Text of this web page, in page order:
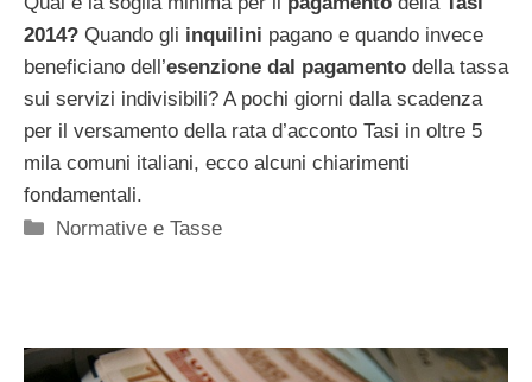
2014? Quando gli inquilini pagano e quando invece
beneficiano dell’esenzione dal pagamento della tassa
sui servizi indivisibili? A pochi giorni dalla scadenza
per il versamento della rata d’acconto Tasi in oltre 5
mila comuni italiani, ecco alcuni chiarimenti
fondamentali.
Categorie
Normative e Tasse